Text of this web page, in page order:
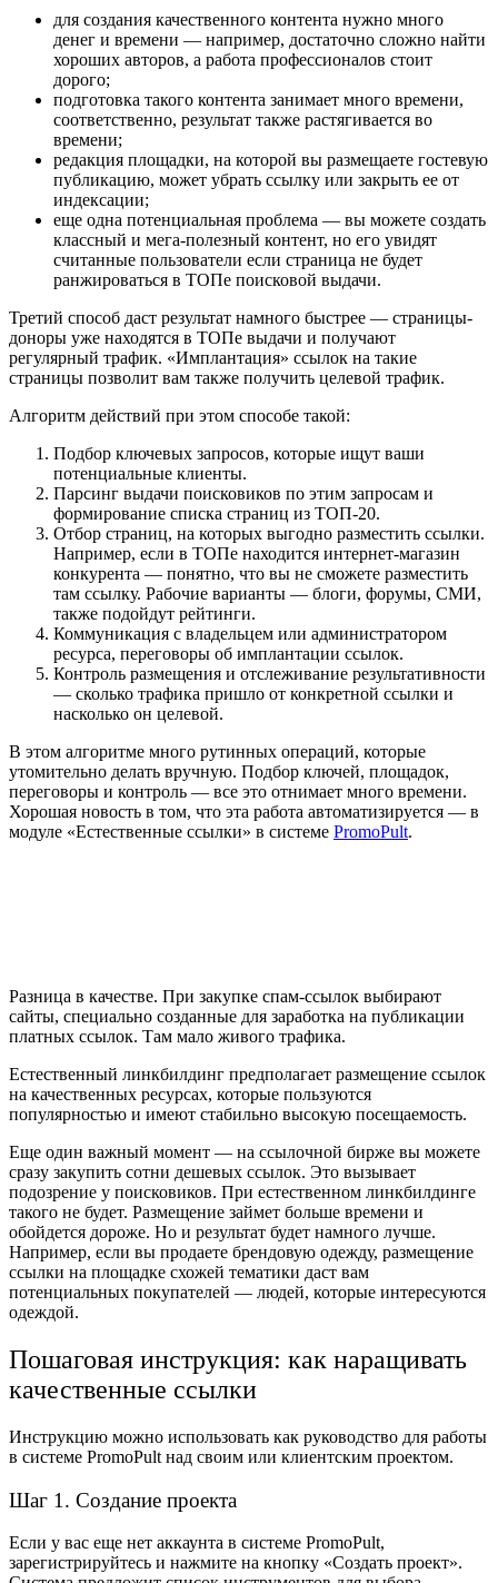
для создания качественного контента нужно много
денег и времени — например, достаточно сложно найти
хороших авторов, а работа профессионалов стоит
дорого;
подготовка такого контента занимает много времени,
соответственно, результат также растягивается во
времени;
редакция площадки, на которой вы размещаете гостевую
публикацию, может убрать ссылку или закрыть ее от
индексации;
еще одна потенциальная проблема — вы можете создать
классный и мега-полезный контент, но его увидят
считанные пользователи если страница не будет
ранжироваться в ТОПе поисковой выдачи.
Третий способ даст результат намного быстрее — страницы-
доноры уже находятся в ТОПе выдачи и получают
регулярный трафик. «Имплантация» ссылок на такие
страницы позволит вам также получить целевой трафик.
Алгоритм действий при этом способе такой:
Подбор ключевых запросов, которые ищут ваши
потенциальные клиенты.
Парсинг выдачи поисковиков по этим запросам и
формирование списка страниц из ТОП-20.
Отбор страниц, на которых выгодно разместить ссылки.
Например, если в ТОПе находится интернет-магазин
конкурента — понятно, что вы не сможете разместить
там ссылку. Рабочие варианты — блоги, форумы, СМИ,
также подойдут рейтинги.
Коммуникация с владельцем или администратором
ресурса, переговоры об имплантации ссылок.
Контроль размещения и отслеживание результативности
— сколько трафика пришло от конкретной ссылки и
насколько он целевой.
В этом алгоритме много рутинных операций, которые
утомительно делать вручную. Подбор ключей, площадок,
переговоры и контроль — все это отнимает много времени.
Хорошая новость в том, что эта работа автоматизируется — в
модуле «Естественные ссылки» в системе PromoPult.
Разница в качестве. При закупке спам-ссылок выбирают
сайты, специально созданные для заработка на публикации
платных ссылок. Там мало живого трафика.
Естественный линкбилдинг предполагает размещение ссылок
на качественных ресурсах, которые пользуются
популярностью и имеют стабильно высокую посещаемость.
Еще один важный момент — на ссылочной бирже вы можете
сразу закупить сотни дешевых ссылок. Это вызывает
подозрение у поисковиков. При естественном линкбилдинге
такого не будет. Размещение займет больше времени и
обойдется дороже. Но и результат будет намного лучше.
Например, если вы продаете брендовую одежду, размещение
ссылки на площадке схожей тематики даст вам
потенциальных покупателей — людей, которые интересуются
одеждой.
Пошаговая инструкция: как наращивать
качественные ссылки
Инструкцию можно использовать как руководство для работы
в системе PromoPult над своим или клиентским проектом.
Шаг 1. Создание проекта
Если у вас еще нет аккаунта в системе PromoPult,
зарегистрируйтесь и нажмите на кнопку «Создать проект».